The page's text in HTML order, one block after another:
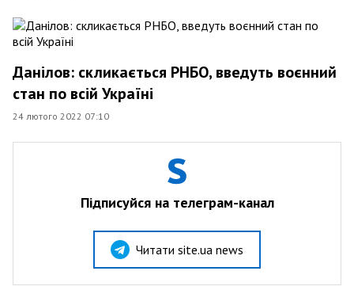
Данілов: скликається РНБО, введуть воєнний
стан по всій Україні
24 лютого 2022 07:10
Підписуйся на телеграм-канал
Читати site.ua news